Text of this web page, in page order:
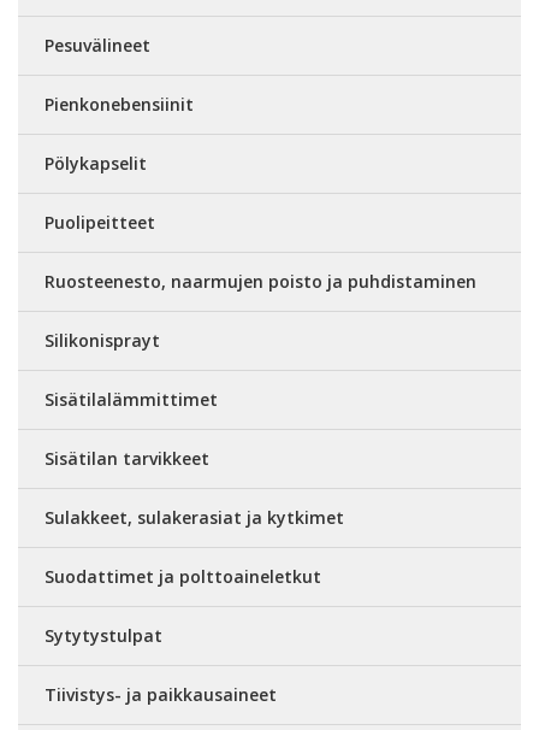
Pesuvälineet
Pienkonebensiinit
Pölykapselit
Puolipeitteet
Ruosteenesto, naarmujen poisto ja puhdistaminen
Silikonisprayt
Sisätilalämmittimet
Sisätilan tarvikkeet
Sulakkeet, sulakerasiat ja kytkimet
Suodattimet ja polttoaineletkut
Sytytystulpat
Tiivistys- ja paikkausaineet